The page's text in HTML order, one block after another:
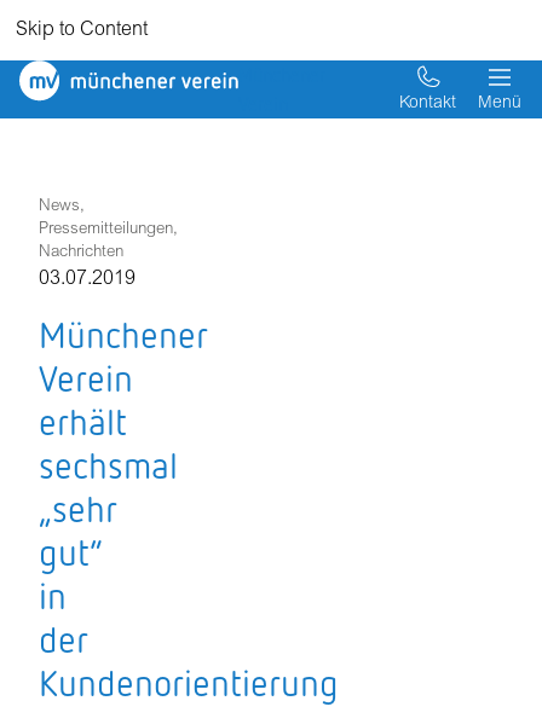
Skip to Content
Münchener
Kontakt Menü
News,
Pressemitteilungen,
Nachrichten
03.07.2019
Münchener
Verein
erhält
sechsmal
„sehr
gut“
in
der
Kundenorientierung